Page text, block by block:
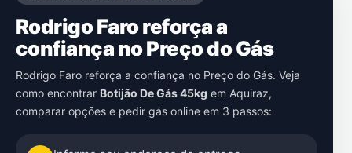
Rodrigo Faro reforça a
confiança no Preço do Gás
Rodrigo Faro reforça a confiança no Preço do Gás. Veja
como encontrar Botijão De Gás 45kg em Aquiraz,
comparar opções e pedir gás online em 3 passos: